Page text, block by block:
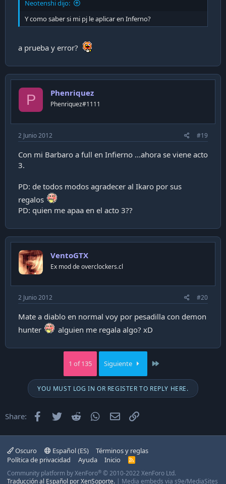
Neotenshi dijo:
Y como saber si mi pj le aplicar en Inferno?
a prueba y error?
P Phenriquez
Phenriquez#1111
2 Junio 2012 #19
Con mi Barbaro a full en Infierno ...ahora se viene acto
3.
PD: de todos modos agradecer al Ikaro por sus
regalos
PD: quien me apaa en el acto 3??
VentoGTX
Ex mod de overclockers.cl
2 Junio 2012 #20
Mate a diablo en normal voy por pesadilla con demon
hunter
alguien me regala algo? xD
1 of 135 Siguiente
YOU MUST LOG IN OR REGISTER TO REPLY HERE.
Share: Facebook
Twitter Reddit WhatsApp
Email
Oscuro Español (ES)
Términos y reglas
Política de privacidad
Ayuda Inicio
R
S
Community platform by XenForo® © 2010-2022 XenForo Ltd.
Traducción al Español por XenSoporte. | Media embeds via s9e/MediaSites